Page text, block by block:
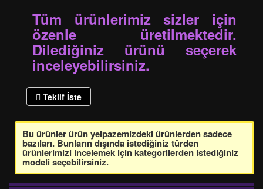
Tüm ürünlerimiz sizler için
özenle üretilmektedir.
Dilediğiniz ürünü seçerek
inceleyebilirsiniz.
Teklif İste
Bu ürünler ürün yelpazemizdeki ürünlerden sadece
bazıları. Bunların dışında istediğiniz türden
ürünlerimizi incelemek için kategorilerden istediğiniz
modeli seçebilirsiniz.